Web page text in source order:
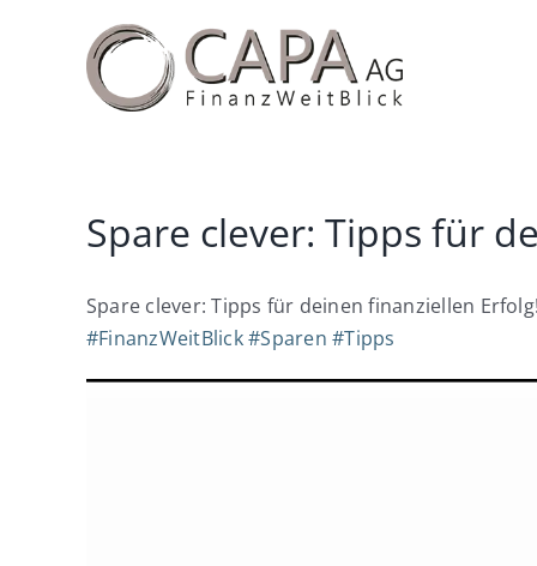
Spare clever: Tipps für
Spare clever: Tipps für deinen finanziellen Erfolg!
#FinanzWeitBlick#Sparen #Tipps